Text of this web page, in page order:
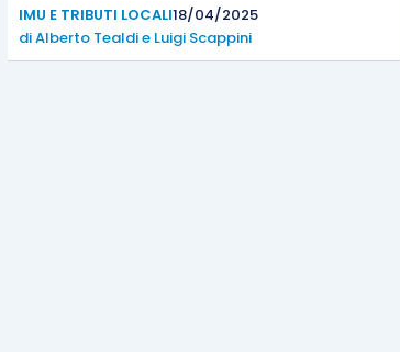
IMU E TRIBUTI LOCALI18/04/2025
diAlberto Tealdie Luigi Scappini